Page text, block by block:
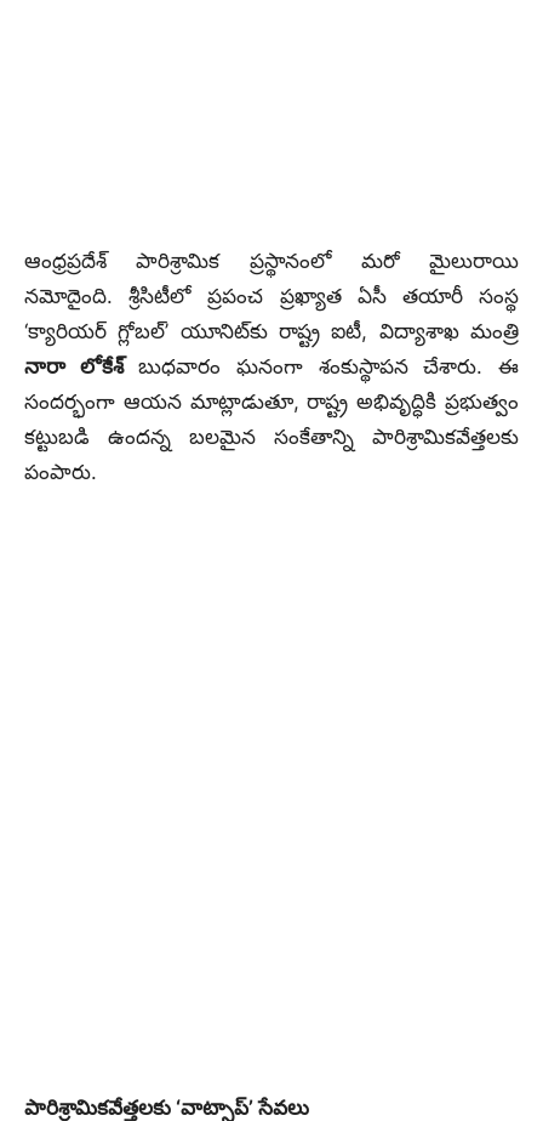
ఆంధ్రప్రదేశ్ పారిశ్రామిక ప్రస్థానంలో మరో మైలురాయి
నమోదైంది. శ్రీసిటీలో ప్రపంచ ప్రఖ్యాత ఏసీ తయారీ సంస్థ
‘క్యారియర్ గ్లోబల్’ యూనిట్‌కు రాష్ట్ర ఐటీ, విద్యాశాఖ మంత్రి
నారా లోకేశ్బుధవారం ఘనంగా శంకుస్థాపన చేశారు. ఈ
సందర్భంగా ఆయన మాట్లాడుతూ, రాష్ట్ర అభివృద్ధికి ప్రభుత్వం
కట్టుబడి ఉందన్న బలమైన సంకేతాన్ని పారిశ్రామికవేత్తలకు
పంపారు.
పారిశ్రామికవేత్తలకు ‘వాట్సాప్’ సేవలు